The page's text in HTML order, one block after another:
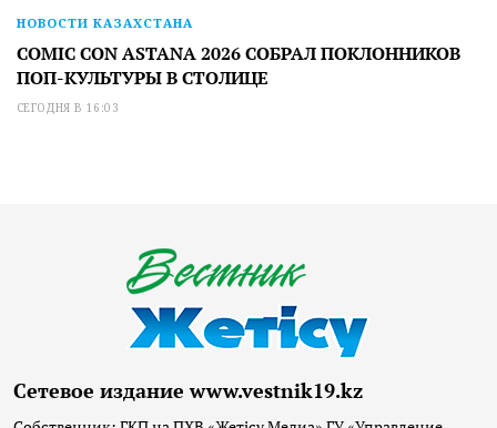
НОВОСТИ КАЗАХСТАНА
COMIC CON ASTANA 2026 СОБРАЛ ПОКЛОННИКОВ
ПОП-КУЛЬТУРЫ В СТОЛИЦЕ
СЕГОДНЯ В 16:03
Сетевое издание www.vestnik19.kz